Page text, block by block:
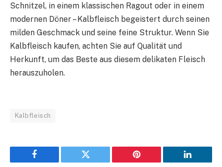
Schnitzel, in einem klassischen Ragout oder in einem
modernen Döner – Kalbfleisch begeistert durch seinen
milden Geschmack und seine feine Struktur. Wenn Sie
Kalbfleisch kaufen, achten Sie auf Qualität und
Herkunft, um das Beste aus diesem delikaten Fleisch
herauszuholen.
Kalbfleisch
Facebook Twitter Pinterest LinkedIn